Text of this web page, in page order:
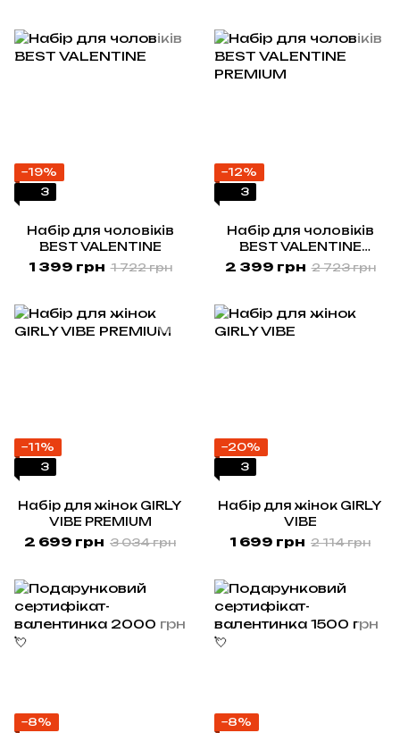
−19%
3
Набір для чоловіків
BEST VALENTINE
1 399 грн 1 722 грн
−12%
3
Набір для чоловіків
BEST VALENTINE
PREMIUM
2 399 грн 2 723 грн
−11%
3
Набір для жінок GIRLY
VIBE PREMIUM
2 699 грн 3 034 грн
−20%
3
Набір для жінок GIRLY
VIBE
1 699 грн 2 114 грн
−8%
−8%